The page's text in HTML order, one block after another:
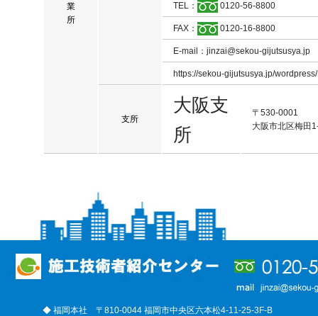
業
所
TEL： 0120-56-8800
FAX： 0120-16-8800
E-mail：jinzai@sekou-gijutsusya.jp
https://sekou-gijutsusya.jp/wordpress/
支所
大阪支
所
〒530-0001
大阪市北区梅田
◆ 福岡本社 〒810-0044 福岡市中央区六本松4-11-25-3F-B